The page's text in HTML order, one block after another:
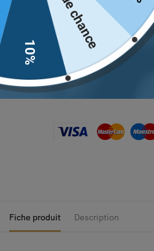
Fiche produit Description
10%